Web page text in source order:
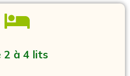
2 à 4 lits